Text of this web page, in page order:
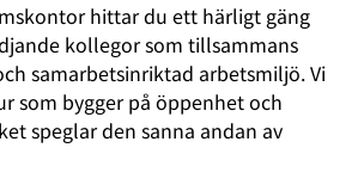
hittar du ett härligt gäng
kollegor som tillsammans
samarbetsinriktad arbetsmiljö. Vi
som bygger på öppenhet och
speglar den sanna andan av